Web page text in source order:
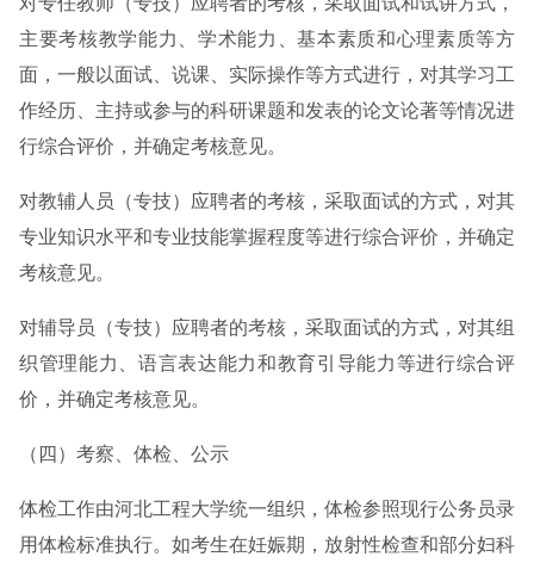
主要考核教学能力、学术能力、基本素质和心理素质等方
面，一般以面试、说课、实际操作等方式进行，对其学习工
作经历、主持或参与的科研课题和发表的论文论著等情况进
行综合评价，并确定考核意见。
对教辅人员（专技）应聘者的考核，采取面试的方式，对其
专业知识水平和专业技能掌握程度等进行综合评价，并确定
考核意见。
对辅导员（专技）应聘者的考核，采取面试的方式，对其组
织管理能力、语言表达能力和教育引导能力等进行综合评
价，并确定考核意见。
（四）考察、体检、公示
体检工作由河北工程大学统一组织，体检参照现行公务员录
用体检标准执行。如考生在妊娠期，放射性检查和部分妇科